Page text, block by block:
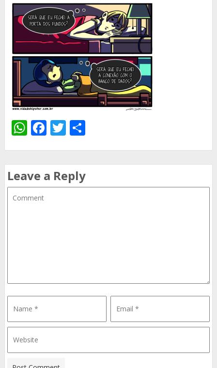
WhatsApp
Facebook
Twitter
Leave a Reply